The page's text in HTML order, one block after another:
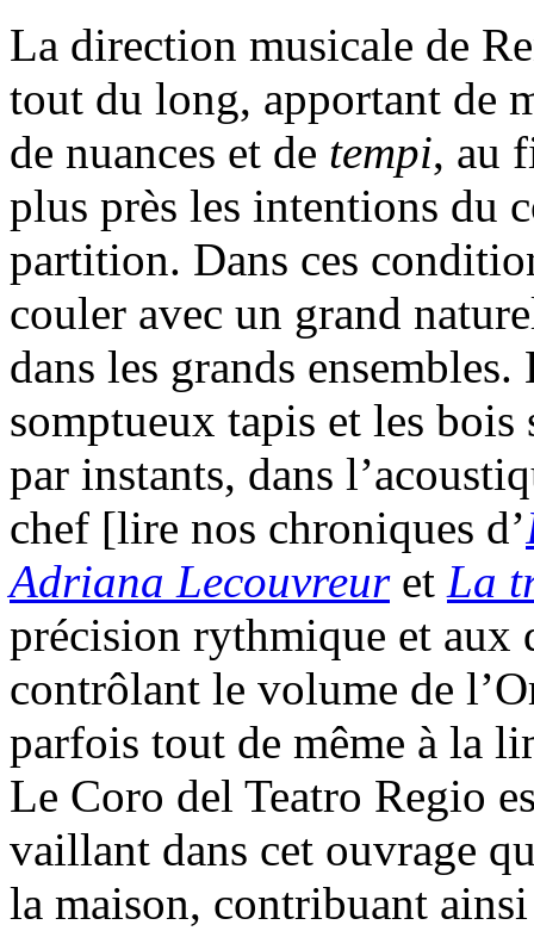
La direction musicale de
tout du long, apportant de
de nuances et de tempi, au
plus près les intentions du
partition. Dans ces
couler avec un grand
dans les grands
somptueux tapis et les
par instants, dans
chef [lire nos chroniques d’
Adriana Lecouvreuret La
précision rythmique et aux
contrôlant le volume de
parfois tout de même à la
Le Coro del Teatro Regio
vaillant dans cet ouvrage
la maison, contribuant